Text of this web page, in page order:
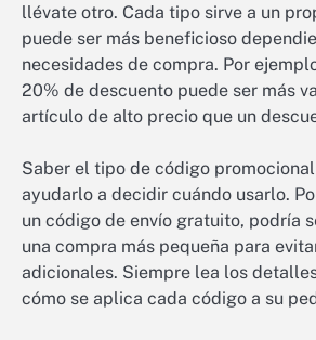
llévate otro. Cada tipo sirve a un
puede ser más beneficioso
necesidades de compra. Por
20% de descuento puede ser más
artículo de alto precio que un
Saber el tipo de código
ayudarlo a decidir cuándo usarlo.
un código de envío gratuito, podría
una compra más pequeña para
adicionales. Siempre lea los
cómo se aplica cada código a su